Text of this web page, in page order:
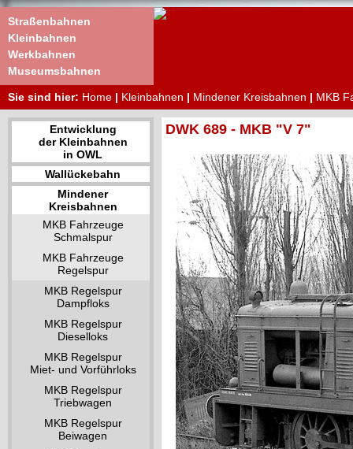
Straßenbahnen
Kleinbahnen
Werkbahnen
Museumsbahnen
Sie sind hier: Home | Kleinbahnen | Mindener Kreisbahnen | MKB
Entwicklung
der Kleinbahnen
in OWL
Wallückebahn
Mindener
Kreisbahnen
MKB Fahrzeuge
Schmalspur
MKB Fahrzeuge
Regelspur
MKB Regelspur
Dampfloks
MKB Regelspur
Dieselloks
MKB Regelspur
Miet- und Vorführloks
MKB Regelspur
Triebwagen
MKB Regelspur
Beiwagen
DWK 689 - MKB "V 7"